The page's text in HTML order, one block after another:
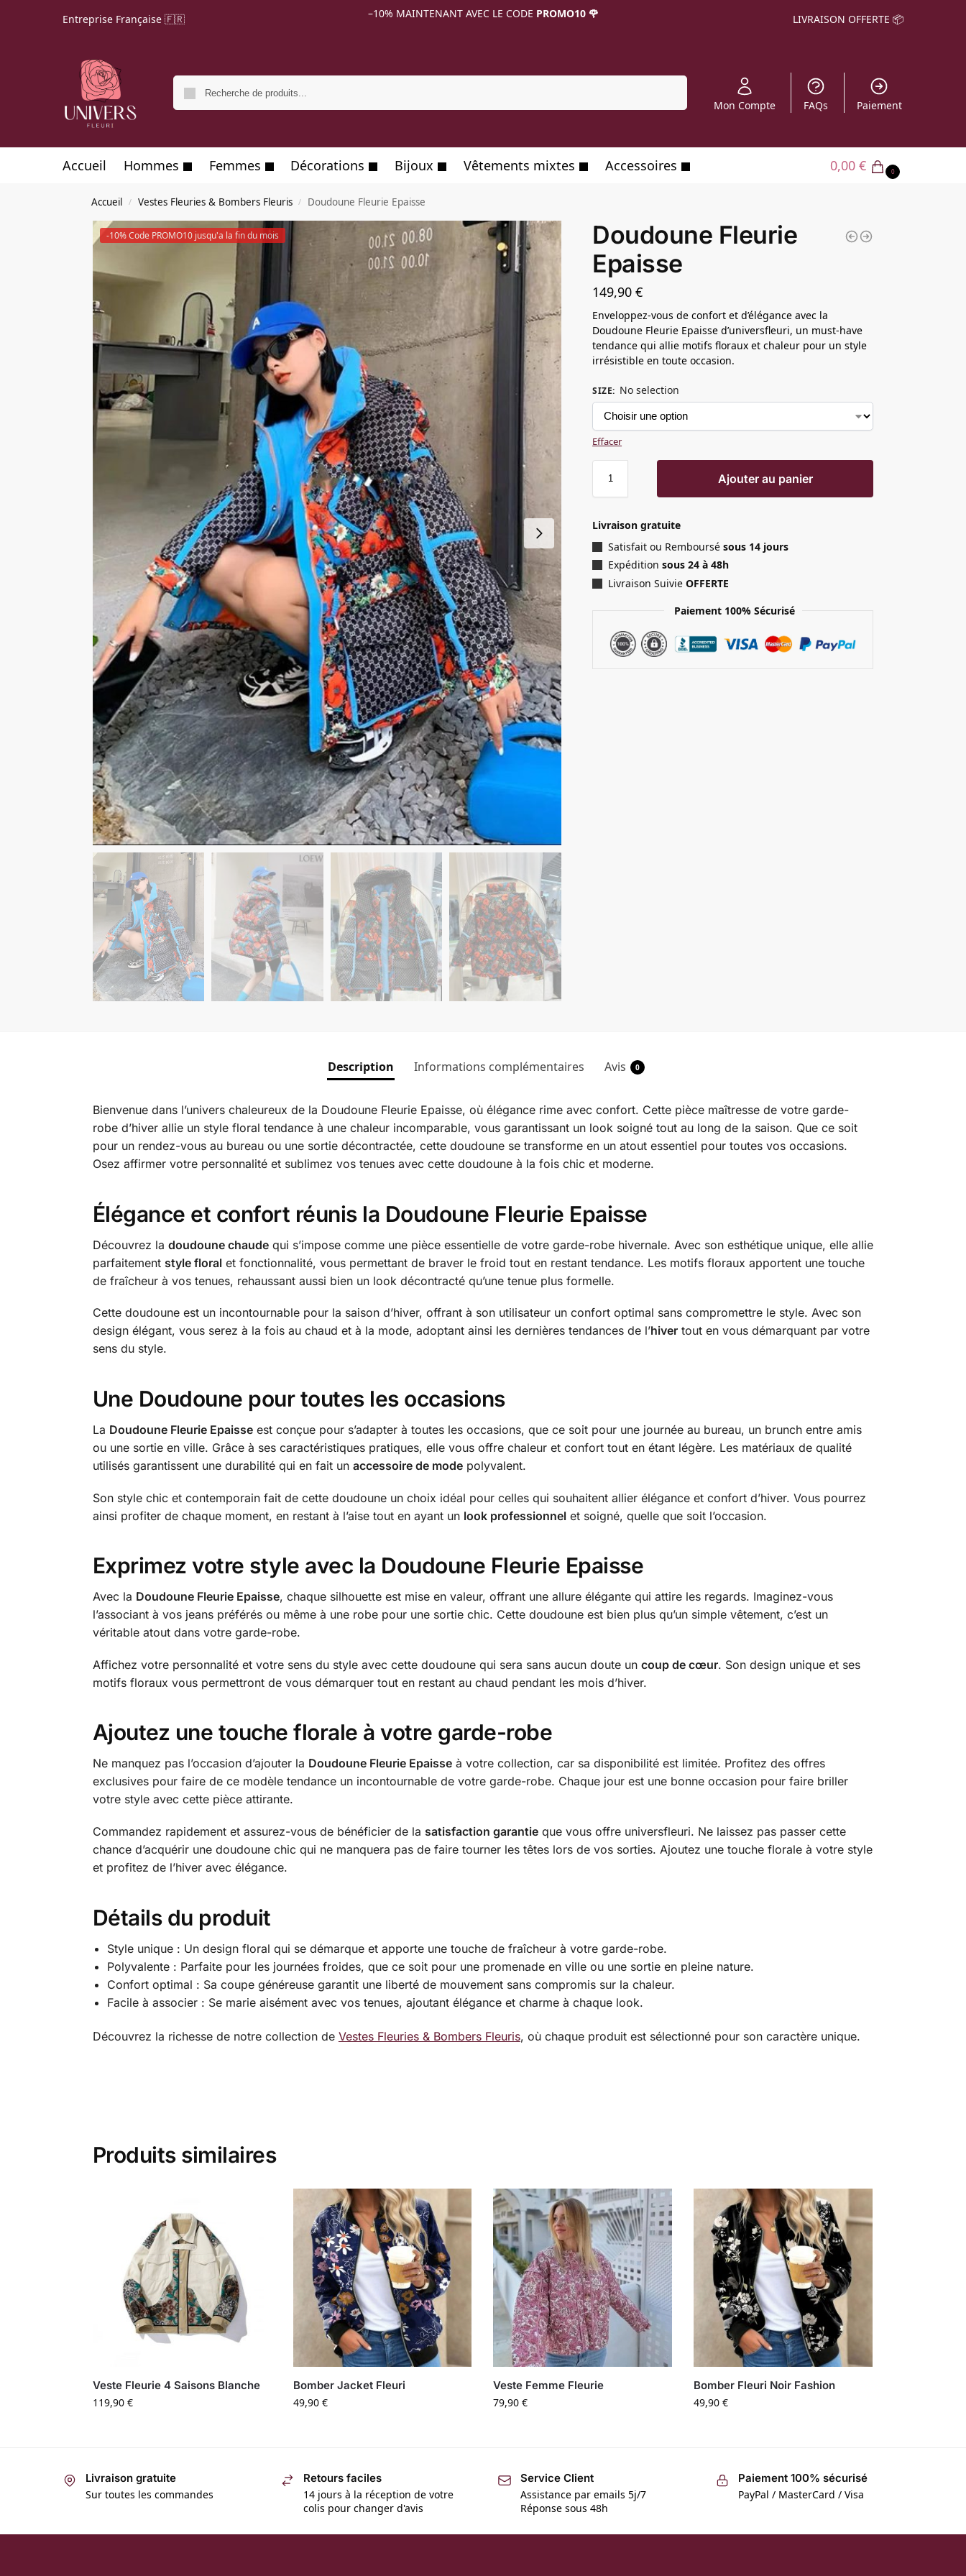
Entreprise Française 🇫🇷 –10% MAINTENANT AVEC LE CODE PROMO10 🌹 LIVRAISON OFFERTE 📦
Mon Compte FAQs Paiement
Accueil Hommes Femmes Décorations Bijoux Vêtements mixtes Accessoires 0,00 € 0
Accueil / Vestes Fleuries & Bombers Fleuris / Doudoune Fleurie Epaisse
-10% Code PROMO10 jusqu'a la fin du mois
Doudoune Fleurie
Epaisse
149,90€
Enveloppez-vous de confort et d’élégance avec la
Doudoune Fleurie Epaisse d’universfleuri, un must-have
tendance qui allie motifs floraux et chaleur pour un style
irrésistible en toute occasion.
SIZE: No selection
Effacer
Ajouter au panier
Livraison gratuite
Satisfait ou Remboursésous 14 jours
Expédition sous 24 à 48h
Livraison SuivieOFFERTE
Paiement 100% Sécurisé
Description Informations complémentaires Avis 0
Bienvenue dans l’univers chaleureux de la Doudoune Fleurie Epaisse, où élégance rime avec confort. Cette pièce maîtresse de votre garde-
robe d’hiver allie un style floral tendance à une chaleur incomparable, vous garantissant un look soigné tout au long de la saison. Que ce soit
pour un rendez-vous au bureau ou une sortie décontractée, cette doudoune se transforme en un atout essentiel pour toutes vos occasions.
Osez affirmer votre personnalité et sublimez vos tenues avec cette doudoune à la fois chic et moderne.
Élégance et confort réunis la Doudoune Fleurie Epaisse
Découvrez la doudoune chaudequi s’impose comme une pièce essentielle de votre garde-robe hivernale. Avec son esthétique unique, elle allie
parfaitement style floralet fonctionnalité, vous permettant de braver le froid tout en restant tendance. Les motifs floraux apportent une touche
de fraîcheur à vos tenues, rehaussant aussi bien un look décontracté qu’une tenue plus formelle.
Cette doudoune est un incontournable pour la saison d’hiver, offrant à son utilisateur un confort optimal sans compromettre le style. Avec son
design élégant, vous serez à la fois au chaud et à la mode, adoptant ainsi les dernières tendances de l’hivertout en vous démarquant par votre
sens du style.
Une Doudoune pour toutes les occasions
La Doudoune Fleurie Epaisseest conçue pour s’adapter à toutes les occasions, que ce soit pour une journée au bureau, un brunch entre amis
ou une sortie en ville. Grâce à ses caractéristiques pratiques, elle vous offre chaleur et confort tout en étant légère. Les matériaux de qualité
utilisés garantissent une durabilité qui en fait un accessoire de modepolyvalent.
Son style chic et contemporain fait de cette doudoune un choix idéal pour celles qui souhaitent allier élégance et confort d’hiver. Vous pourrez
ainsi profiter de chaque moment, en restant à l’aise tout en ayant un look professionnelet soigné, quelle que soit l’occasion.
Exprimez votre style avec la Doudoune Fleurie Epaisse
Avec la Doudoune Fleurie Epaisse, chaque silhouette est mise en valeur, offrant une allure élégante qui attire les regards. Imaginez-vous
l’associant à vos jeans préférés ou même à une robe pour une sortie chic. Cette doudoune est bien plus qu’un simple vêtement, c’est un
véritable atout dans votre garde-robe.
Affichez votre personnalité et votre sens du style avec cette doudoune qui sera sans aucun doute un coup de cœur. Son design unique et ses
motifs floraux vous permettront de vous démarquer tout en restant au chaud pendant les mois d’hiver.
Ajoutez une touche florale à votre garde-robe
Ne manquez pas l’occasion d’ajouter la Doudoune Fleurie Epaisseà votre collection, car sa disponibilité est limitée. Profitez des offres
exclusives pour faire de ce modèle tendance un incontournable de votre garde-robe. Chaque jour est une bonne occasion pour faire briller
votre style avec cette pièce attirante.
Commandez rapidement et assurez-vous de bénéficier de la satisfaction garantieque vous offre universfleuri. Ne laissez pas passer cette
chance d’acquérir une doudoune chic qui ne manquera pas de faire tourner les têtes lors de vos sorties. Ajoutez une touche florale à votre style
et profitez de l’hiver avec élégance.
Détails du produit
Style unique : Un design floral qui se démarque et apporte une touche de fraîcheur à votre garde-robe.
Polyvalente : Parfaite pour les journées froides, que ce soit pour une promenade en ville ou une sortie en pleine nature.
Confort optimal : Sa coupe généreuse garantit une liberté de mouvement sans compromis sur la chaleur.
Facile à associer : Se marie aisément avec vos tenues, ajoutant élégance et charme à chaque look.
Découvrez la richesse de notre collection de Vestes Fleuries & Bombers Fleuris, où chaque produit est sélectionné pour son caractère unique.
Produits similaires
Veste Fleurie 4 Saisons Blanche
119,90 €
Bomber Jacket Fleuri
49,90 €
Veste Femme Fleurie
79,90€
Bomber Fleuri Noir Fashion
49,90€
Livraison gratuite
Sur toutes les commandes
Retours faciles
14 jours à la réception de votre
colis pour changer d'avis
Service Client
Assistance par emails 5j/7
Réponse sous 48h
Paiement 100% sécurisé
PayPal / MasterCard / Visa